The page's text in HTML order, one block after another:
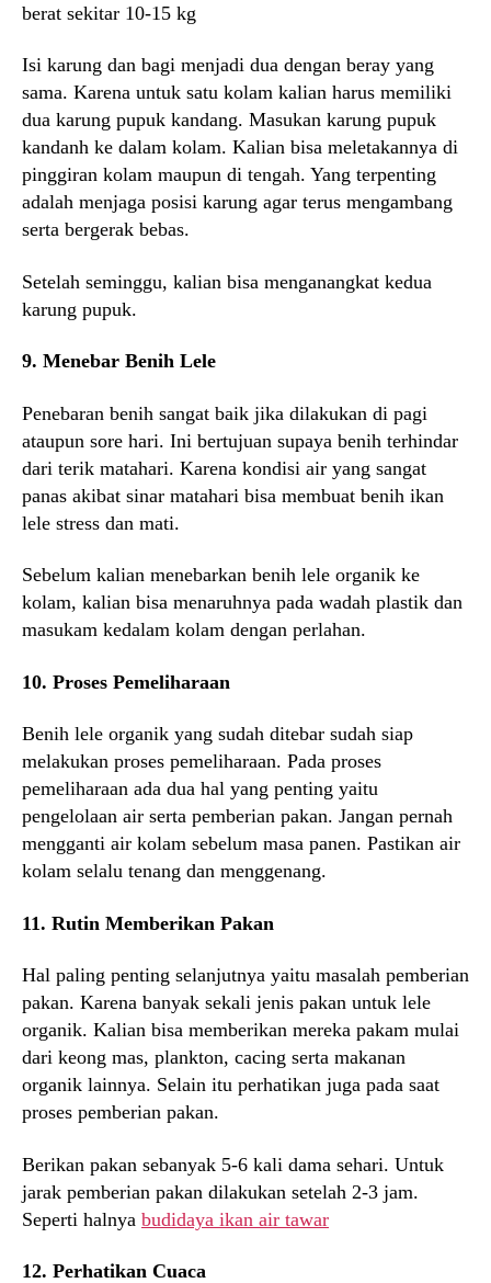
berat sekitar 10-15 kg
Isi karung dan bagi menjadi dua dengan beray yang
sama. Karena untuk satu kolam kalian harus memiliki
dua karung pupuk kandang. Masukan karung pupuk
kandanh ke dalam kolam. Kalian bisa meletakannya di
pinggiran kolam maupun di tengah. Yang terpenting
adalah menjaga posisi karung agar terus mengambang
serta bergerak bebas.
Setelah seminggu, kalian bisa menganangkat kedua
karung pupuk.
9. Menebar Benih Lele
Penebaran benih sangat baik jika dilakukan di pagi
ataupun sore hari. Ini bertujuan supaya benih terhindar
dari terik matahari. Karena kondisi air yang sangat
panas akibat sinar matahari bisa membuat benih ikan
lele stress dan mati.
Sebelum kalian menebarkan benih lele organik ke
kolam, kalian bisa menaruhnya pada wadah plastik dan
masukam kedalam kolam dengan perlahan.
10. Proses Pemeliharaan
Benih lele organik yang sudah ditebar sudah siap
melakukan proses pemeliharaan. Pada proses
pemeliharaan ada dua hal yang penting yaitu
pengelolaan air serta pemberian pakan. Jangan pernah
mengganti air kolam sebelum masa panen. Pastikan air
kolam selalu tenang dan menggenang.
11. Rutin Memberikan Pakan
Hal paling penting selanjutnya yaitu masalah pemberian
pakan. Karena banyak sekali jenis pakan untuk lele
organik. Kalian bisa memberikan mereka pakam mulai
dari keong mas, plankton, cacing serta makanan
organik lainnya. Selain itu perhatikan juga pada saat
proses pemberian pakan.
Berikan pakan sebanyak 5-6 kali dama sehari. Untuk
jarak pemberian pakan dilakukan setelah 2-3 jam.
Seperti halnya budidaya ikan air tawar
12. Perhatikan Cuaca